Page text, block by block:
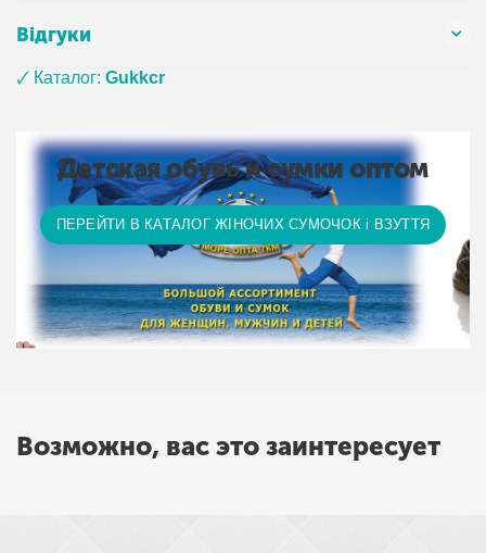
Відгуки
🗸 Каталог:Gukkcr
Детская обувь и сумки оптом
ПЕРЕЙТИ В КАТАЛОГ ЖІНОЧИХ СУМОЧОК і ВЗУТТЯ
Возможно, вас это заинтересует